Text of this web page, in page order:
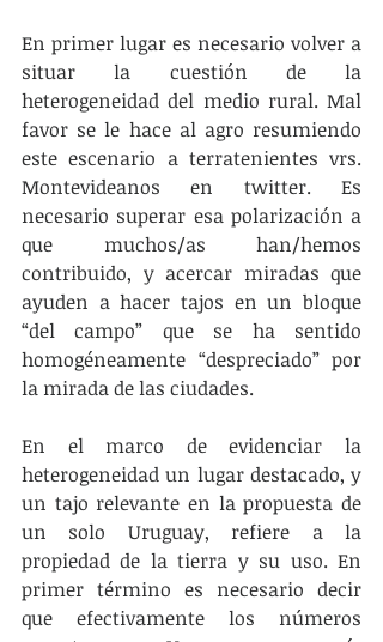
En primer lugar es necesario volver a
situar la cuestión de la
heterogeneidad del medio rural. Mal
favor se le hace al agro resumiendo
este escenario a terratenientes vrs.
Montevideanos en twitter. Es
necesario superar esa polarización a
que muchos/as han/hemos
contribuido, y acercar miradas que
ayuden a hacer tajos en un bloque
“del campo” que se ha sentido
homogéneamente “despreciado” por
la mirada de las ciudades.
En el marco de evidenciar la
heterogeneidad un lugar destacado, y
un tajo relevante en la propuesta de
un solo Uruguay, refiere a la
propiedad de la tierra y su uso. En
primer término es necesario decir
que efectivamente los números